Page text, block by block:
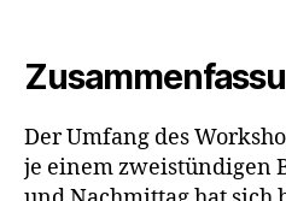
Der Umfang des
je einem zweistündigen